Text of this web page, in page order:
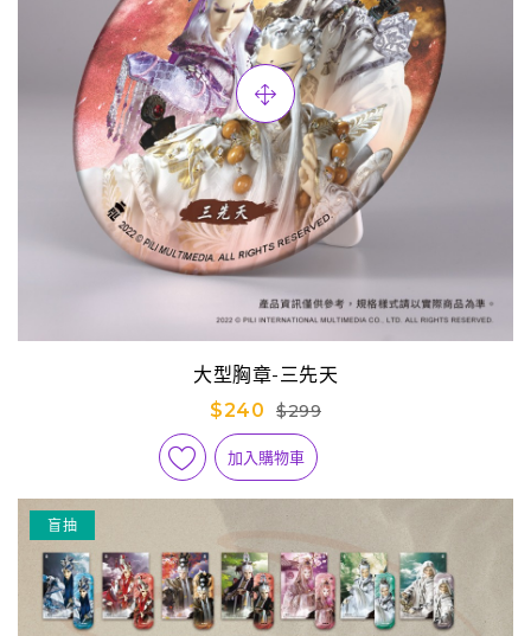
大型胸章-三先天
$240
$299
加入購物車
盲抽